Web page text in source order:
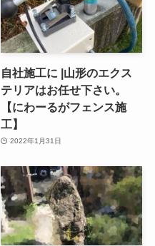
自社施工に |山形のエクス
テリアはお任せ下さい。
【にわーるがフェンス施
工】
2022年1月31日